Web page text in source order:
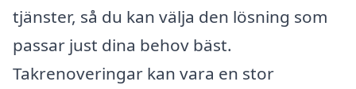
tjänster, så du kan välja den lösning som
passar just dina behov bäst.
Takrenoveringar kan vara en stor